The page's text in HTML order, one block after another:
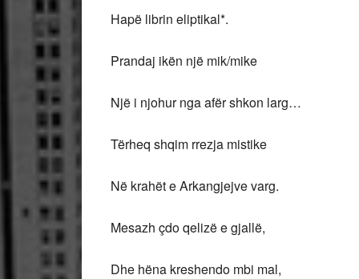
Hapë librin eliptikal*.
Prandaj ikën një mik/mike
Një i njohur nga afër shkon larg…
Tërheq shqim rrezja mistike
Në krahët e Arkangjejve varg.
Mesazh çdo qelizë e gjallë,
Dhe hëna kreshendo mbi mal,